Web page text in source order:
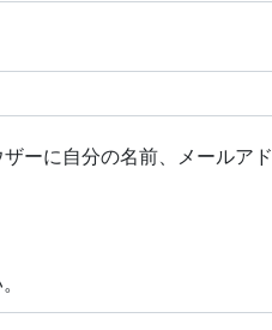
ーに自分の名前、メールア